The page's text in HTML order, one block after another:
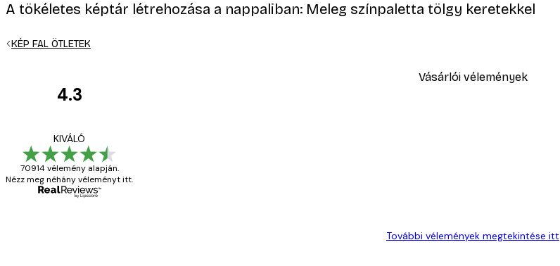
A tökéletes képtár létrehozása a nappaliban: Meleg színpaletta tölgy keretekkel
KÉP FAL ÖTLETEK
Vásárlói vélemények
4.3
KIVÁLÓ
70914 vélemény alapján.
Nézz meg néhány véleményt itt.
További vélemények megtekintése itt
E-mail